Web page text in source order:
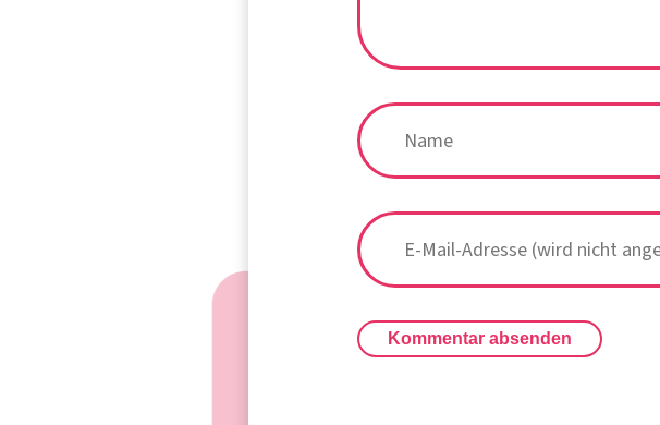
Kommentar absenden